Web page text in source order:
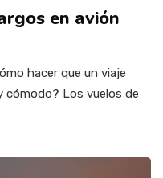
en avión
hacer que un viaje
cómodo? Los vuelos de